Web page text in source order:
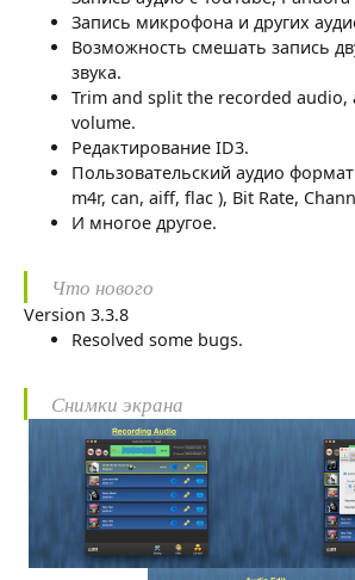
Запись микрофона и других
Возможность смешать запись
звука.
Trim and split the recorded audio,
volume.
Редактирование ID3.
Пользовательский аудио
m4r, can, aiff, flac ), Bit Rate,
И многое другое.
Что нового
Version 3.3.8
Resolved some bugs.
Снимки экрана